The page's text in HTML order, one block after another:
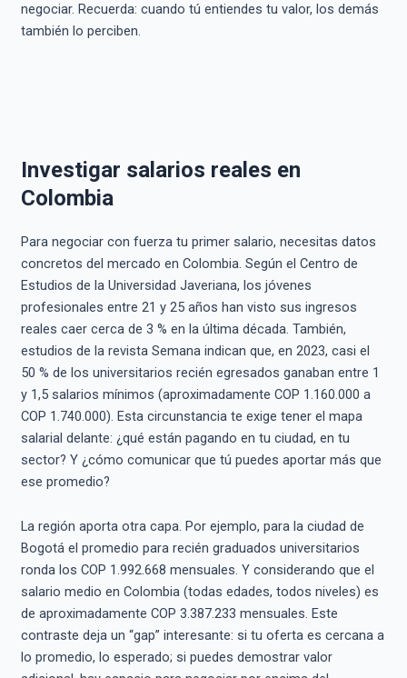
negociar. Recuerda: cuando tú entiendes tu valor, los demás
también lo perciben.
Investigar salarios reales en
Colombia
Para negociar con fuerza tu primer salario, necesitas datos
concretos del mercado en Colombia. Según el Centro de
Estudios de la Universidad Javeriana, los jóvenes
profesionales entre 21 y 25 años han visto sus ingresos
reales caer cerca de 3 % en la última década. También,
estudios de la revista Semana indican que, en 2023, casi el
50 % de los universitarios recién egresados ganaban entre 1
y 1,5 salarios mínimos (aproximadamente COP 1.160.000 a
COP 1.740.000). Esta circunstancia te exige tener el mapa
salarial delante: ¿qué están pagando en tu ciudad, en tu
sector? Y ¿cómo comunicar que tú puedes aportar más que
ese promedio?
La región aporta otra capa. Por ejemplo, para la ciudad de
Bogotá el promedio para recién graduados universitarios
ronda los COP 1.992.668 mensuales. Y considerando que el
salario medio en Colombia (todas edades, todos niveles) es
de aproximadamente COP 3.387.233 mensuales. Este
contraste deja un “gap” interesante: si tu oferta es cercana a
lo promedio, lo esperado; si puedes demostrar valor